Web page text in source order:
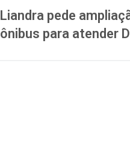
Liandra pede
ônibus para atender